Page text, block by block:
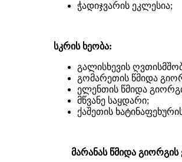
ჭადიჯვარის ეკლესია;
სკრის ხეობა:
გალისხევის
გომარეთის წმიდა
ელენთის წმიდა
მწვანე საყდარი;
ქაშეთის
მარანას წმიდა გიორგის